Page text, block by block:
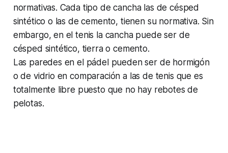
normativas. Cada tipo de cancha las de césped
sintético o las de cemento, tienen su normativa. Sin
embargo, en el tenis la cancha puede ser de
césped sintético, tierra o cemento.
Las paredes en el pádel pueden ser de hormigón
o de vidrio en comparación a las de tenis que es
totalmente libre puesto que no hay rebotes de
pelotas.